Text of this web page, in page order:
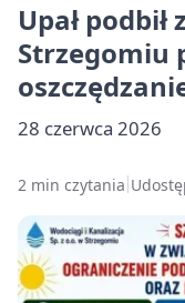
Upał
Strzegomiu
28 czerwca 2026
2 min czytania